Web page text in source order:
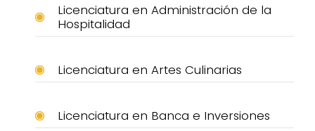
Licenciatura en Administración de la
Hospitalidad
Licenciatura en Artes Culinarias
Licenciatura en Banca e Inversiones